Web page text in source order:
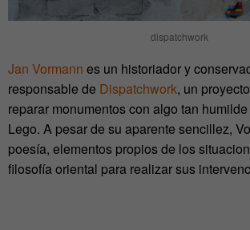
dispatchwork
Jan Vormann es un historiador y
responsable de Dispatchwork, un
reparar monumentos con algo tan
Lego. A pesar de su aparente sencillez,
poesía, elementos propios de los
filosofía oriental para realizar sus